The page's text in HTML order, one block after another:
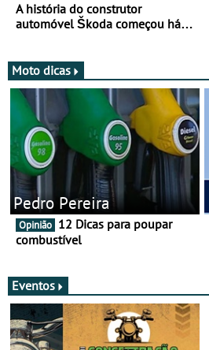
A história do construtor
automóvel Škoda começou há
Moto dicas
Pedro Pereira
Opinião
combustível
Eventos